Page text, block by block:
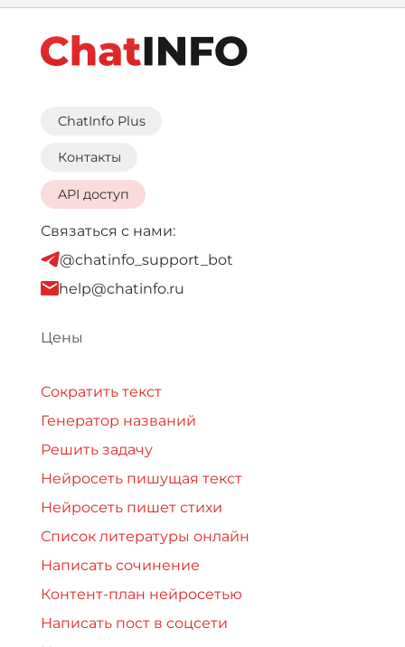
ChatInfo Plus
Контакты
API доступ
Связаться с нами:
@chatinfo_support_bot
help@chatinfo.ru
Цены
Сократить текст
Генератор названий
Решить задачу
Нейросеть пишущая текст
Нейросеть пишет стихи
Список литературы онлайн
Написать сочинение
Контент-план нейросетью
Написать пост в соцсети